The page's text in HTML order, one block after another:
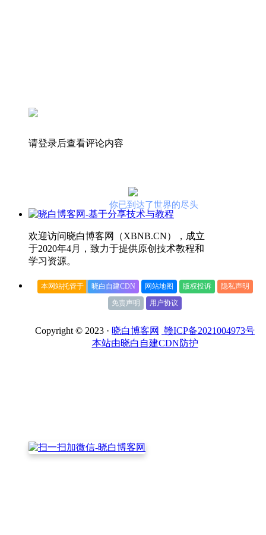
请登录后查看评论内容
你已到达了世界的尽头
欢迎访问晓白博客网（XBNB.CN），成立
于2020年4月，致力于提供原创技术教程和
学习资源。
本网站托管于 晓白自建CDN 网站地图 版权投诉
隐私声明
免责声明
用户协议
Copyright © 2023 · 晓白博客网
赣ICP备2021004973号
本站由晓白自建CDN防护